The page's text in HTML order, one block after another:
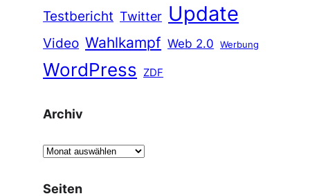
Testbericht Twitter Update
Video Wahlkampf Web 2.0 Werbung
WordPress ZDF
Archiv
A
c
Seiten